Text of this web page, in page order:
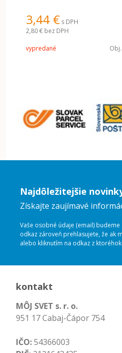
manuálnu prácu. Veľmi dobrá
odolnosť proti oderu. EN 388:
12/120. Farba: žltá / biela.
3,44 € s DPH
2,80 € bez DPH
vypredané
Najdôležitejšie
Získajte zaujímavé
Vaše osobné údaje (email)
odkaz zároveň prehlasujete, že ak
alebo kliknutím na odkaz z
kontakt
MÔJ SVET s. r. o.
951 17 Cabaj-Čápor 754
IČO:54366003